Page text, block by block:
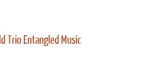
Trio Entangled Music